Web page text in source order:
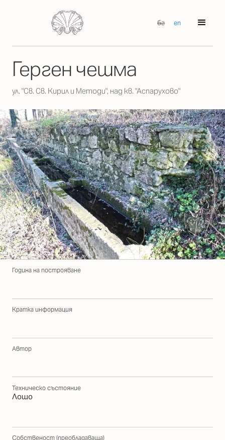
бг en
Герген чешма
ул. "Св. Св. Кирил и Методи", над кв. "Аспарухово"
Година на построяване
Кратка информация
Автор
Техническо състояние
Лошо
Собственост (преобладаваща)